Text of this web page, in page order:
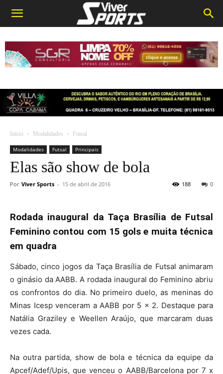
Início Modalidades Futsal
Modalidades Futsal Principais
Elas são show de bola
Por Viver Sports - 15 de abril de 2016 0
188
Rodada inaugural da Taça Brasília de Futsal
Feminino contou com 15 gols e muita técnica
em quadra
Sábado, cinco jogos da Taça Brasília de Futsal animaram
o ginásio da AABB. A rodada inaugural do Feminino abriu
os confrontos do dia. No primeiro duelo, as meninas do
Minas Icesp venceram a AABB por 5 x 2. Destaque para
Natália Graziley e Weellen Araújo, que marcaram duas
vezes cada.
Na outra partida, show de bola e técnica da equipe da
Apcef/Adef/Upis, que venceu o AABB/Barcelona por 7 x